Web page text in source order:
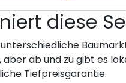
diese
aber ab und zu gibt es
Tiefpreisgarantie.